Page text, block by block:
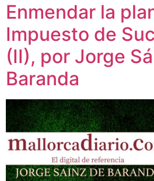
Enmendar la
Impuesto de
(II), por Jorge
Baranda